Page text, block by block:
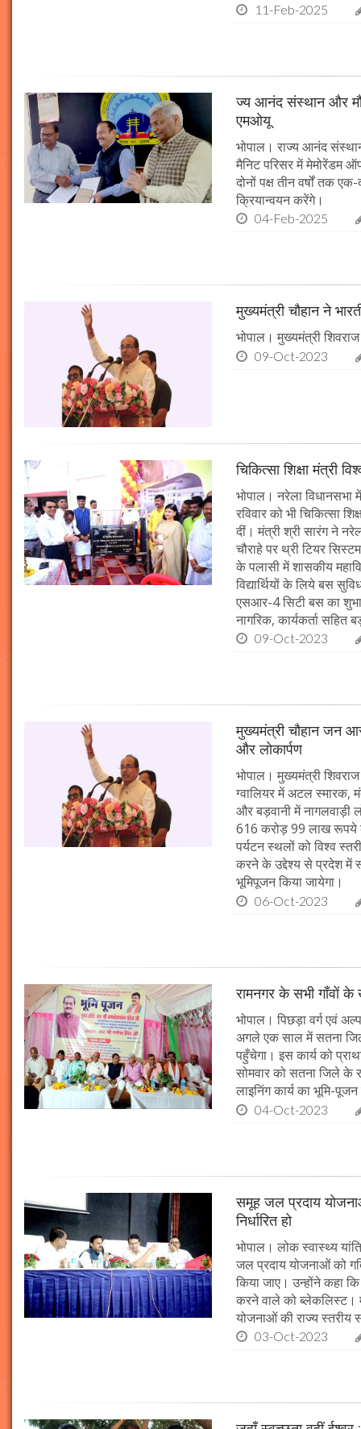
11-Feb-2025
ज्य आनंद संस्थान और
एमओयू
भोपाल। राज्य आनंद
मैनिट परिसर में मेमोरेंडम
दोनों पक्ष तीन वर्षों तक
क्रियान्वयन करेंगे।
04-Feb-2025
मुख्यमंत्री चौहान ने
भोपाल। मुख्यमंत्री
09-Oct-2023
चिकित्सा शिक्षा मंत्री
भोपाल। नरेला विधानसभा
रविवार को भी चिकित्सा
दीं। मंत्री श्री सारंग ने
चौराहे पर थ्री टियर
के पलासी में शासकीय
विद्यार्थियों के लिये बस
एसआर-4 सिटी बस का
नागरिक, कार्यकर्ता सहित
09-Oct-2023
मुख्यमंत्री चौहान जन
और लोकार्पण
भोपाल। मुख्यमंत्री
ग्वालियर में अटल स्मारक,
और बड़वानी में
616 करोड़ 99 लाख रूपये
पर्यटन स्थलों को विश्व
करने के उद्देश्य से प्रदेश में
भूमिपूजन किया जायेगा।
06-Oct-2023
रामनगर के सभी गाँवों
भोपाल। पिछड़ा वर्ग एवं
अगले एक साल में सतना
पहुँचेगा। इस कार्य को
सोमवार को सतना जिले के
लाइनिंग कार्य का भूमि-
04-Oct-2023
समूह जल प्रदाय
निर्धारित हो
भोपाल। लोक स्वास्थ्य
जल प्रदाय योजनाओं को
किया जाए। उन्होंने कहा
करने वाले को ब्लेकलिस्ट।
योजनाओं की राज्य स्तरीय
03-Oct-2023